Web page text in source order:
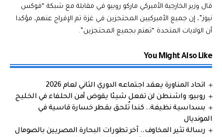
قال وزير الخارجية الأميركي ماركو روبيو في مقابلة مع شبكة “فوكس
نيوز”، إن جميع الأميركيين المحتجزين في غزة تم الإفراج عنهم، مؤكدا
أن الولايات المتحدة “تهتم بجميع المحتجزين”.
You Might Also Like
اتحاد المناورة يعقد اجتماعه الدوري الثاني لعام 2026
روبيو: واشنطن لن تفعل شيئا يقوض أمن الحلفاء في الخليج
بسداسية نظيفة.. كندا تُلحق بقطر خسارة قاسية في
المونديال
رسالة تثير المخاوف.. آخر تطورات البحارة المصريين بالصومال